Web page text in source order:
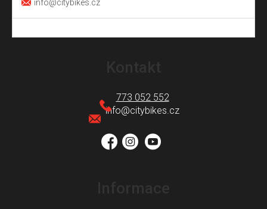
info@citybikes.cz
info@citybikes.cz
773 052 552